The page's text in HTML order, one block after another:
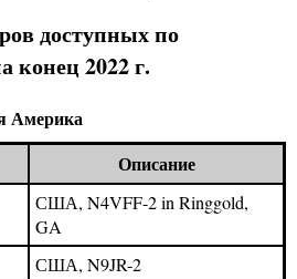
доступных по
конец 2022 г.
Америка
Описание
США, N4VFF-2 in Ringgold,
GA
США, N9JR-2